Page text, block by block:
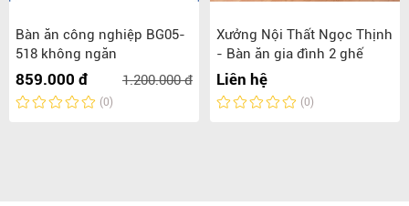
Bàn ăn công nghiệp BG05-
518 không ngăn
859.000 đ 1.200.000 đ
(0)
Xưởng Nội Thất Ngọc Thịnh
- Bàn ăn gia đình 2 ghế
Liên hệ
(0)